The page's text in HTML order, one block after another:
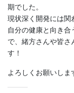
期でした。
現状深く開発には関
自分の健康と向き
で、緒方さんや皆
す！
よろしくお願いしま